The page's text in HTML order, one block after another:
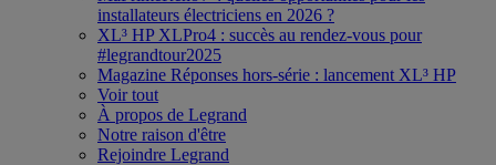
installateurs électriciens en 2026 ?
XL³ HP XLPro4 : succès au rendez-vous pour
#legrandtour2025
Magazine Réponses hors-série : lancement XL³ HP
Voir tout
À propos de Legrand
Notre raison d'être
Rejoindre Legrand